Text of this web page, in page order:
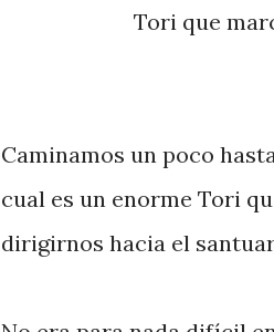
Tori que
Caminamos un poco
cual es un enorme Tori
dirigirnos hacia el